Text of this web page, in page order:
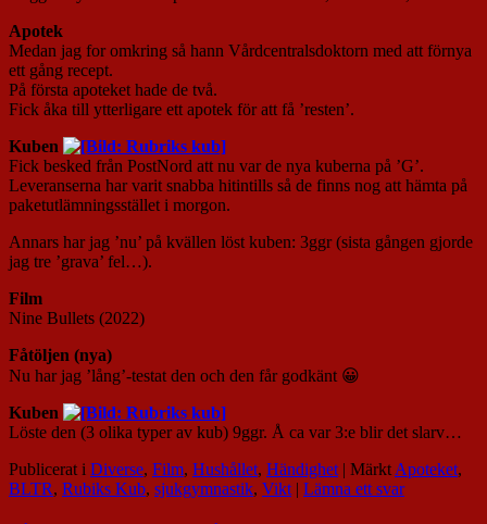
Apotek
Medan jag for omkring så hann Vårdcentralsdoktorn med att förnya
ett gång recept.
På första apoteket hade de två.
Fick åka till ytterligare ett apotek för att få ’resten’.
Kuben
Fick besked från PostNord att nu var de nya kuberna på ’G’.
Leveranserna har varit snabba hitintills så de finns nog att hämta på
paketutlämningsstället i morgon.
Annars har jag ’nu’ på kvällen löst kuben: 3ggr (sista gången gjorde
jag tre ’grava’ fel…).
Film
Nine Bullets (2022)
Fåtöljen (nya)
Nu har jag ’lång’-testat den och den får godkänt 😀
Kuben
Löste den (3 olika typer av kub) 9ggr. Å ca var 3:e blir det slarv…
Publicerat i Diverse, Film, Hushållet, Händighet | Märkt Apoteket,
BLTR, Rubiks Kub, sjukgymnastik, Vikt | Lämna ett svar